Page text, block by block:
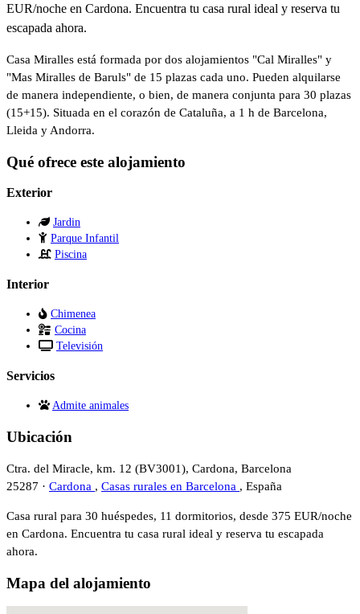
EUR/noche en Cardona. Encuentra tu casa rural ideal y reserva tu
escapada ahora.
Casa Miralles está formada por dos alojamientos "Cal Miralles" y
"Mas Miralles de Baruls" de 15 plazas cada uno. Pueden alquilarse
de manera independiente, o bien, de manera conjunta para 30 plazas
(15+15). Situada en el corazón de Cataluña, a 1 h de Barcelona,
Lleida y Andorra.
Qué ofrece este alojamiento
Exterior
Jardin
Parque Infantil
Piscina
Interior
Chimenea
Cocina
Televisión
Servicios
Admite animales
Ubicación
Ctra. del Miracle, km. 12 (BV3001), Cardona, Barcelona
25287 · Cardona , Casas rurales en Barcelona , España
Casa rural para 30 huéspedes, 11 dormitorios, desde 375 EUR/noche
en Cardona. Encuentra tu casa rural ideal y reserva tu escapada
ahora.
Mapa del alojamiento